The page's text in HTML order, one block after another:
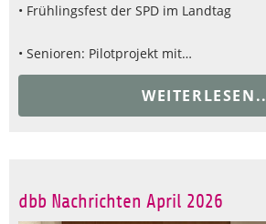
• Frühlingsfest der SPD im Landtag
• Senioren: Pilotprojekt mit…
WEITERLESEN..
dbb Nachrichten April 2026